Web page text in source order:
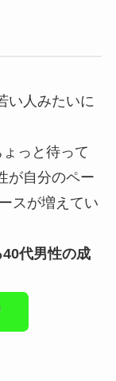
い人みたいに
っと待って
が自分のペー
スが増えてい
代男性の成